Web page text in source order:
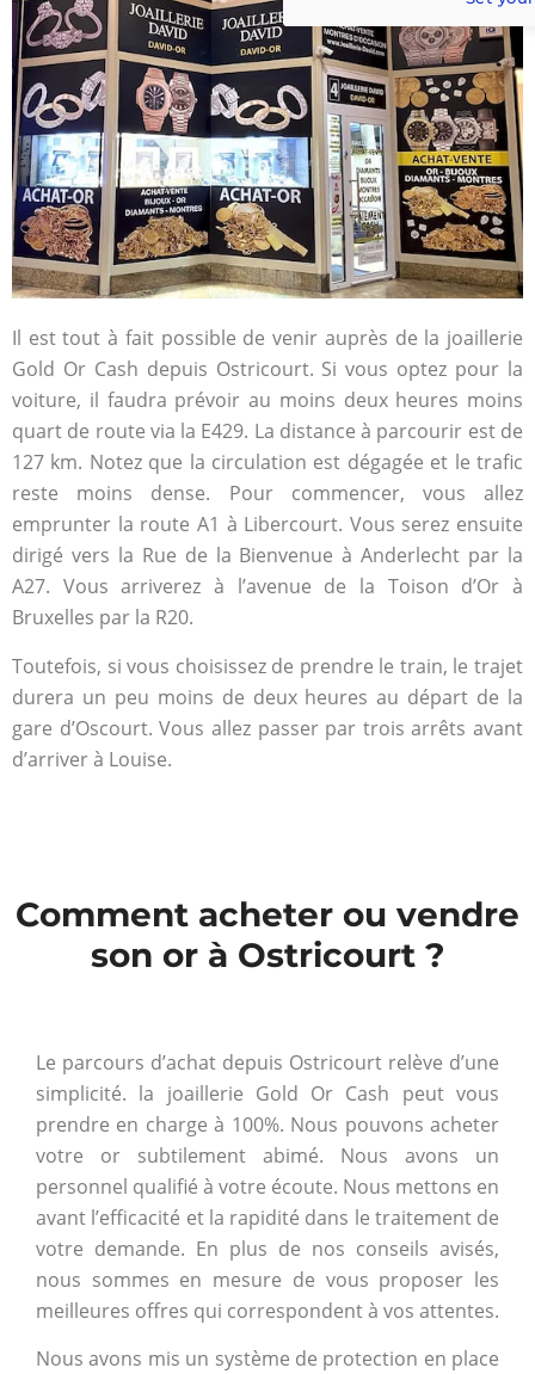
Il est tout à fait possible de venir auprès de la joaillerie
Gold Or Cash depuis Ostricourt. Si vous optez pour la
voiture, il faudra prévoir au moins deux heures moins
quart de route via la E429. La distance à parcourir est de
127 km. Notez que la circulation est dégagée et le trafic
reste moins dense. Pour commencer, vous allez
emprunter la route A1 à Libercourt. Vous serez ensuite
dirigé vers la Rue de la Bienvenue à Anderlecht par la
A27. Vous arriverez à l’avenue de la Toison d’Or à
Bruxelles par la R20.
Toutefois, si vous choisissez de prendre le train, le trajet
durera un peu moins de deux heures au départ de la
gare d’Oscourt. Vous allez passer par trois arrêts avant
d’arriver à Louise.
Comment acheter ou vendre
son or à Ostricourt ?
Le parcours d’achat depuis Ostricourt relève d’une
simplicité. la joaillerie Gold Or Cash peut vous
prendre en charge à 100%. Nous pouvons acheter
votre or subtilement abimé. Nous avons un
personnel qualifié à votre écoute. Nous mettons en
avant l’efficacité et la rapidité dans le traitement de
votre demande. En plus de nos conseils avisés,
nous sommes en mesure de vous proposer les
meilleures offres qui correspondent à vos attentes.
Nous avons mis un système de protection en place